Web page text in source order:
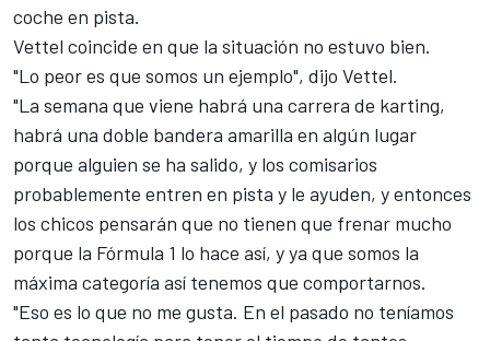
coche en pista.
Vettel coincide en que la situación no estuvo bien.
"Lo peor es que somos un ejemplo", dijo Vettel.
"La semana que viene habrá una carrera de karting,
habrá una doble bandera amarilla en algún lugar
porque alguien se ha salido, y los comisarios
probablemente entren en pista y le ayuden, y entonces
los chicos pensarán que no tienen que frenar mucho
porque la Fórmula 1 lo hace así, y ya que somos la
máxima categoría así tenemos que comportarnos.
"Eso es lo que no me gusta. En el pasado no teníamos